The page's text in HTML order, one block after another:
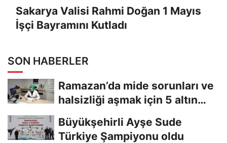
Sakarya Valisi Rahmi Doğan 1 Mayıs
İşçi Bayramını Kutladı
SON HABERLER
Ramazan’da mide sorunları ve
halsizliği aşmak için 5 altın
Büyükşehirli Ayşe Sude
Türkiye Şampiyonu oldu